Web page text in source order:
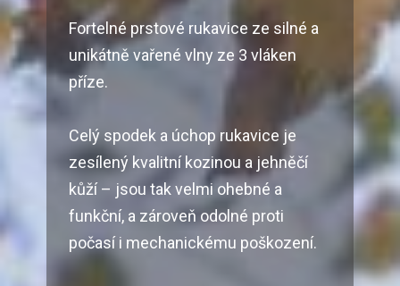
Fortelné prstové rukavice ze silné a
unikátně vařené vlny ze 3 vláken
příze.
Celý spodek a úchop rukavice je
zesílený kvalitní kozinou a jehněčí
kůží – jsou tak velmi ohebné a
funkční, a zároveň odolné proti
počasí i mechanickému poškození.